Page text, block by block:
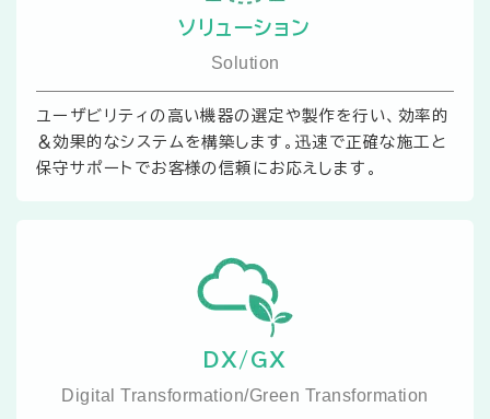
ソリューション
Solution
ユーザビリティの高い機器の選定や製作を行い、効率的
＆効果的なシステムを構築します。迅速で正確な施工と
保守サポートでお客様の信頼にお応えします。
DX/GX
Digital Transformation/Green Transformation